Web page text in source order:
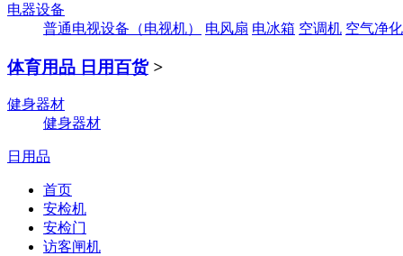
电器设备
普通电视设备（电视机）
电风扇 电冰箱 空调机 空气净
体育用品 日用百货 >
健身器材
健身器材
日用品
首页
安检机
安检门
访客闸机